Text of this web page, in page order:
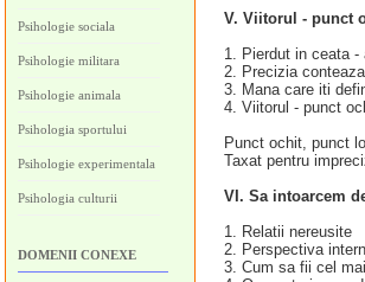
Psihologie sociala
Psihologie militara
Psihologie animala
Psihologia sportului
Psihologie experimentala
Psihologia culturii
DOMENII CONEXE
V. Viitorul - punct
1. Pierdut in ceata -
2. Precizia
3. Mana care iti
4. Viitorul - punct
Punct ochit, punct
Taxat pentru
VI. Sa intoarcem
1. Relatii nereusite
2. Perspectiva
3. Cum sa fii cel